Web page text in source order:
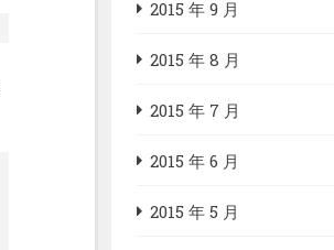
2015 年 9 月
2015 年 8 月
2015 年 7 月
2015 年 6 月
2015 年 5 月